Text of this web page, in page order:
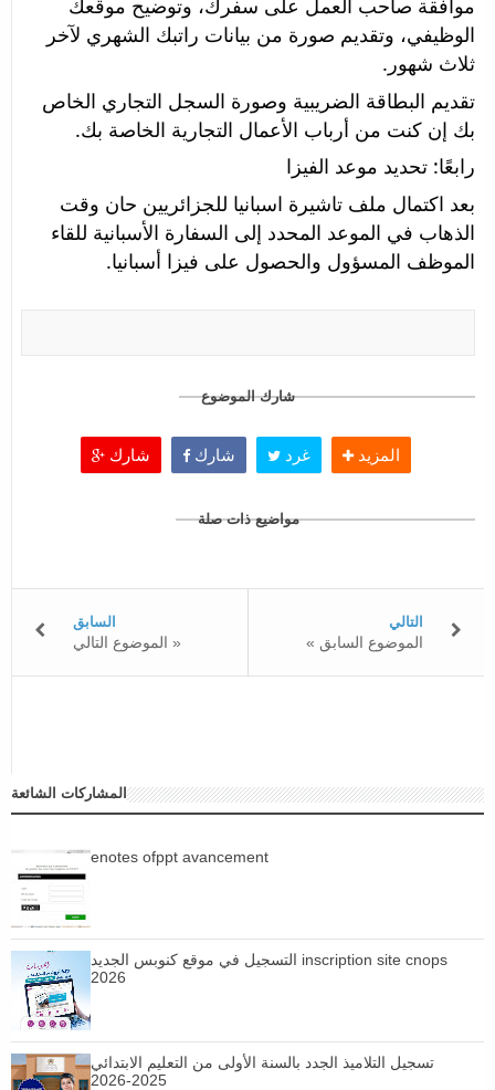
ثلاث شهور.
بك إن كنت من أرباب الأعمال التجارية الخاصة بك.
رابعًا: تحديد موعد الفيزا
الموظف المسؤول والحصول على فيزا أسبانيا.
شارك الموضوع
شارك شارك غرد المزيد
مواضيع ذات صلة
التالي
« الموضوع السابق
السابق
الموضوع التالي »
المشاركات الشائعة
enotes ofppt avancement
التسجيل في موقع كنوبس الجديد inscription site cnops
2026
تسجيل التلاميذ الجدد بالسنة الأولى من التعليم الابتدائي
2025-2026